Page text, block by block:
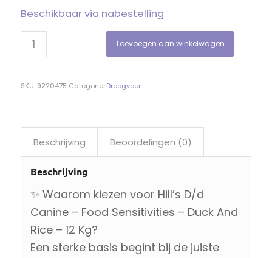
Beschikbaar via nabestelling
Toevoegen aan winkelwagen
SKU: 9220475 Categorie: Droogvoer
Beschrijving Beoordelingen (0)
Beschrijving
✨ Waarom kiezen voor Hill’s D/d
Canine – Food Sensitivities – Duck And
Rice – 12 Kg?
Een sterke basis begint bij de juiste